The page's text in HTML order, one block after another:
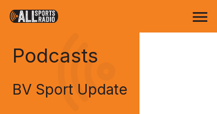
Podcasts
BV Sport Update